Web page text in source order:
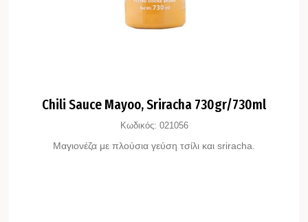
Chili Sauce Mayoo, Sriracha 730gr/730ml
Κωδικός: 021056
Mαγιονέζα με πλούσια γεύση τσίλι και sriracha.